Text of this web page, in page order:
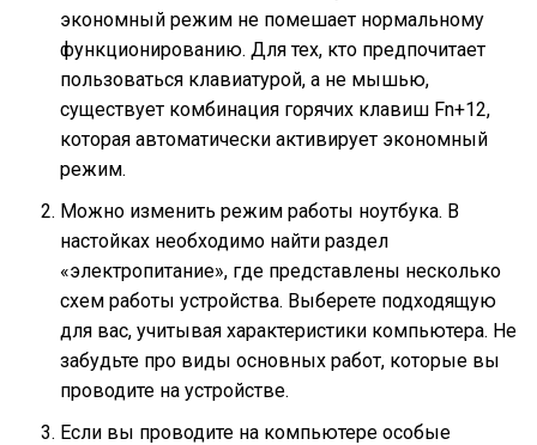
экономный режим не помешает нормальному
функционированию. Для тех, кто предпочитает
пользоваться клавиатурой, а не мышью,
существует комбинация горячих клавиш Fn+12,
которая автоматически активирует экономный
режим.
Можно изменить режим работы ноутбука. В
настойках необходимо найти раздел
«электропитание», где представлены несколько
схем работы устройства. Выберете подходящую
для вас, учитывая характеристики компьютера. Не
забудьте про виды основных работ, которые вы
проводите на устройстве.
Если вы проводите на компьютере особые